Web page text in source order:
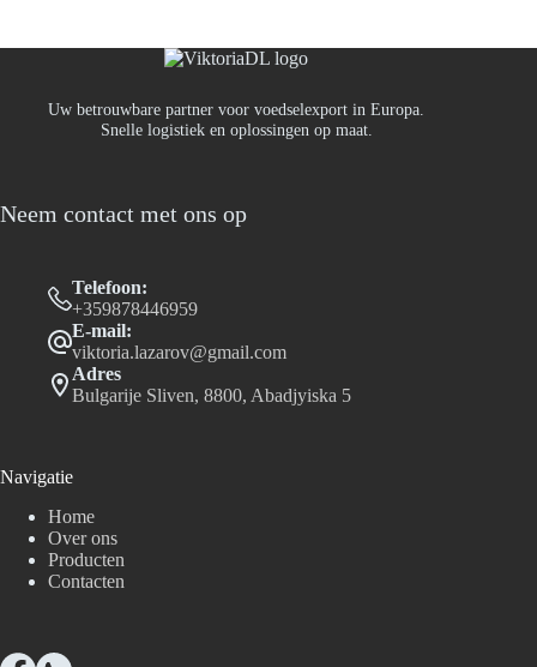
Uw betrouwbare partner voor voedselexport in Europa.
Snelle logistiek en oplossingen op maat.
Neem contact met ons op
Telefoon:
+359878446959
E-mail:
viktoria.lazarov@gmail.com
Adres
Bulgarije Sliven, 8800, Abadjyiska 5
Navigatie
Home
Over ons
Producten
Contacten